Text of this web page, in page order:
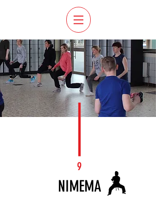
9
NIMEMA